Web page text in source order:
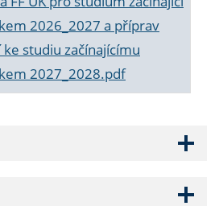
2026_2027 a příprav
studiu začínajícímu
2027_2028.pdf